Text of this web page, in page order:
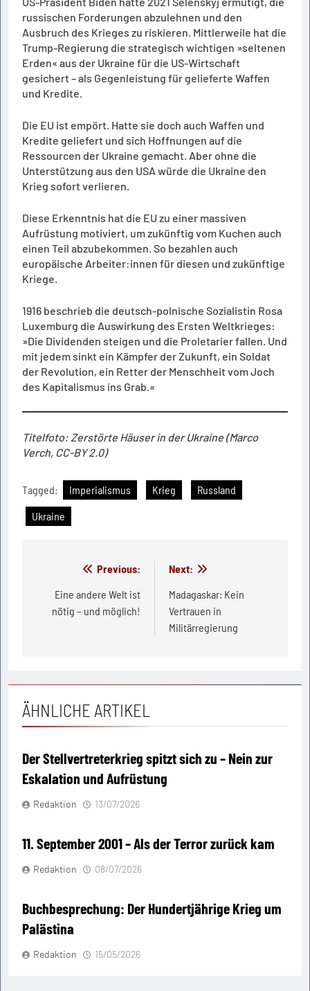
russischen Forderungen abzulehnen und den
Ausbruch des Krieges zu riskieren. Mittlerweile hat die
Trump-Regierung die strategisch wichtigen »seltenen
Erden« aus der Ukraine für die US-Wirtschaft
gesichert – als Gegenleistung für gelieferte Waffen
und Kredite.
Die EU ist empört. Hatte sie doch auch Waffen und
Kredite geliefert und sich Hoffnungen auf die
Ressourcen der Ukraine gemacht. Aber ohne die
Unterstützung aus den USA würde die Ukraine den
Krieg sofort verlieren.
Diese Erkenntnis hat die EU zu einer massiven
Aufrüstung motiviert, um zukünftig vom Kuchen auch
einen Teil abzubekommen. So bezahlen auch
europäische Arbeiter:innen für diesen und zukünftige
Kriege.
1916 beschrieb die deutsch-polnische Sozialistin Rosa
Luxemburg die Auswirkung des Ersten Weltkrieges:
»Die Dividenden steigen und die Proletarier fallen. Und
mit jedem sinkt ein Kämpfer der Zukunft, ein Soldat
der Revolution, ein Retter der Menschheit vom Joch
des Kapitalismus ins Grab.«
Titelfoto: Zerstörte Häuser in der Ukraine (Marco
Verch, CC-BY 2.0)
Tagged: Imperialismus Krieg
Russland
Ukraine
Beitragsnavigation
Previous:
Eine andere Welt ist
nötig – und möglich!
Next:
Madagaskar: Kein
Vertrauen in
Militärregierung
ÄHNLICHE ARTIKEL
Der Stellvertreterkrieg spitzt sich zu – Nein zur
Eskalation und Aufrüstung
Redaktion 13/07/2026
11. September 2001 – Als der Terror zurück kam
Redaktion 08/07/2026
Buchbesprechung: Der Hundertjährige Krieg um
Palästina
Redaktion 15/05/2026